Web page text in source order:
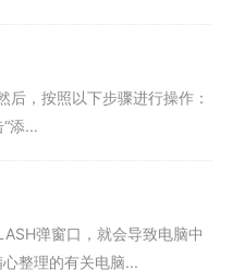
可以少浏览不健康的网站，
止病毒的入侵哦!
，按照以下步骤进行操作：
添...
弹窗口，就会导致电脑中
整理的有关电脑...